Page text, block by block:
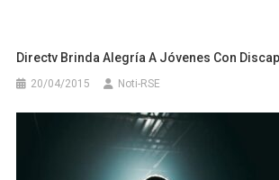
Directv Brinda Alegría A Jóvenes Con
20/04/2015 Noti-RSE